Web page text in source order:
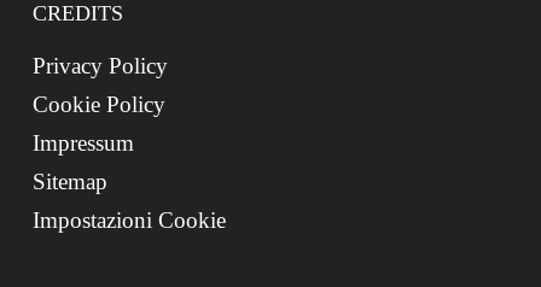
CREDITS
Privacy Policy
Cookie Policy
Impressum
Sitemap
Impostazioni Cookie